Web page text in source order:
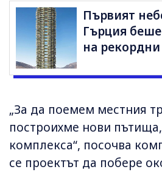
Първият
Гърция
на
„За да поемем местния
построихме нови
комплекса“, посочва
се проектът да побере